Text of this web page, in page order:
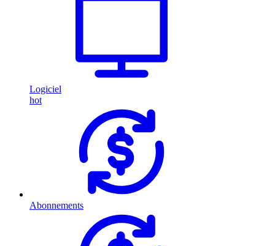
Logiciel
hot
Abonnements